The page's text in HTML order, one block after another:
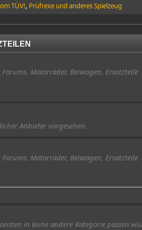
TÜV! Prüfrexe und anderes Spielzeug
Forums. Motorräder, Beiwagen, Ersatzteile
Anbieter vorgesehen.
Forums. Motorräder, Beiwagen, Ersatzteile
in keine andere Kategorie passen